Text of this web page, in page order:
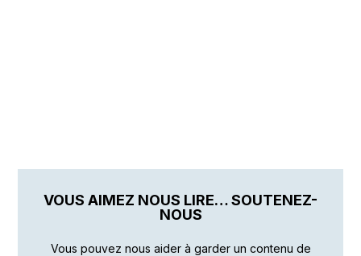
VOUS AIMEZ NOUS LIRE… SOUTENEZ-
NOUS
Vous pouvez nous aider à garder un contenu de